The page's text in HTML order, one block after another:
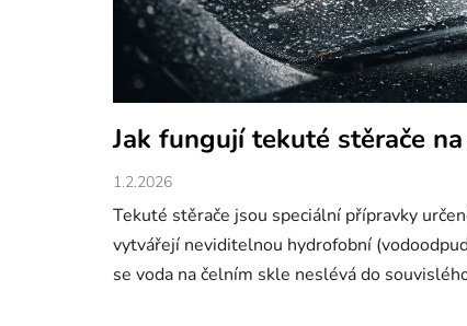
Jak fungují tekuté stěrače
1.2.2026
Tekuté stěrače jsou speciální přípravky
vytvářejí neviditelnou hydrofobní
se voda na čelním skle neslévá do